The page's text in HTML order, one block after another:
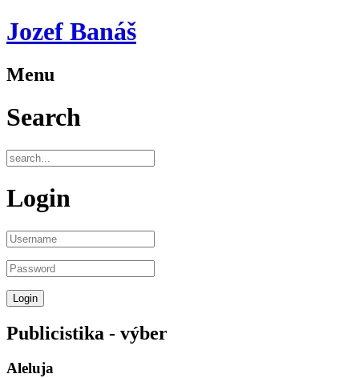
Jozef Banáš
Menu
Search
Login
Publicistika - výber
Aleluja